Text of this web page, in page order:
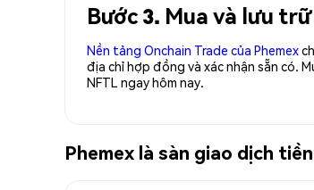
Bước 3. Mua và lưu
Nền tảng Onchain Trade của Phemex
địa chỉ hợp đồng và xác nhận sẵn có.
NFTL ngay hôm nay.
Phemex là sàn giao dịch